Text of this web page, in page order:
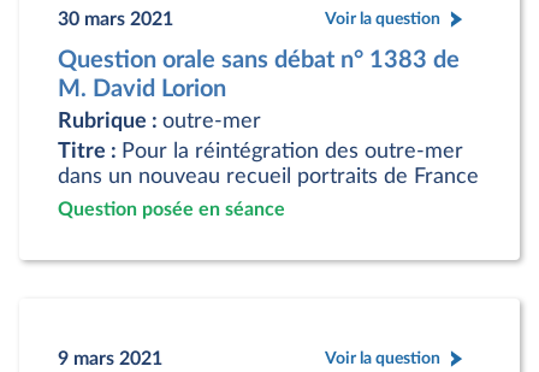
30 mars 2021 Voir la question
Question orale sans débat n° 1383 de
M. David Lorion
Rubrique : outre-mer
Titre : Pour la réintégration des outre-mer
dans un nouveau recueil portraits de France
Question posée en séance
9 mars 2021 Voir la question